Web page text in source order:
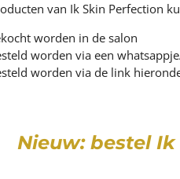
van Ik Skin Perfection
worden in de salon
worden via een
worden via de link
Nieuw: bestel